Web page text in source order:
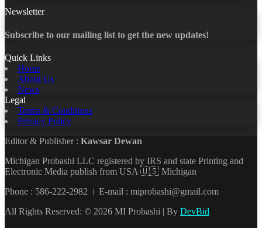
Newsletter
Subscribe to our mailing list to get the new updates!
Quick Links
Home
About Us
News
Legal
Terms & Conditions
Privacy Policy
Editor & Publisher : Kawsar Dewan
Michigan Probashi LLC registered by IRS and state Printing and
Electronic Media publish from USA 🇺🇸 Michigan
Phone : 586-222-2982 । E-mail : miprobashi@gmail.com
All Rights Reserved: © 2026 MI Probashi | By DevBid